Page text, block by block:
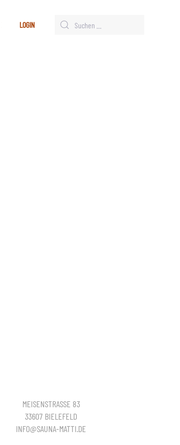
LOGIN
MEISENSTRASSE 83
33607 BIELEFELD
INFO@SAUNA-MATTI.DE